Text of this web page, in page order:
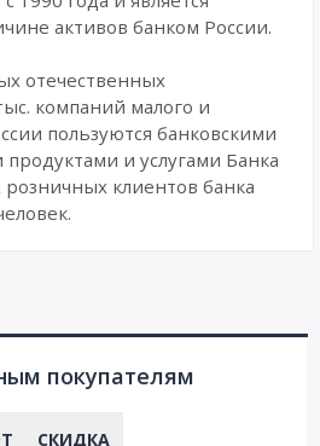
активов банком России.
отечественных
компаний малого и
пользуются банковскими
и услугами Банка
клиентов банка
покупателям
СКИДКА